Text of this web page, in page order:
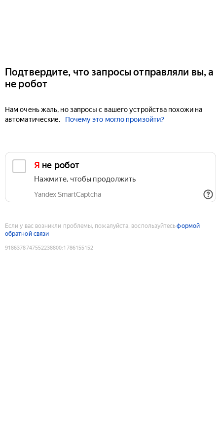
Подтвердите, что запросы отправляли вы, а
не робот
Нам очень жаль, но запросы с вашего устройства похожи на
автоматические.
Почему это могло произойти?
Я не робот
Нажмите, чтобы продолжить
Yandex SmartCaptcha
Если у вас возникли проблемы, пожалуйста, воспользуйтесьформой
обратной связи
9186378747552238800:1786155152